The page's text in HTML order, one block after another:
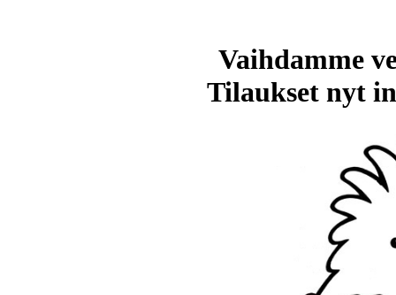
Vaihdamme
Tilaukset nyt